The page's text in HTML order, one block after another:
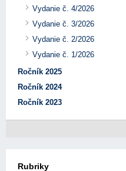
Vydanie č. 4/2026
Vydanie č. 3/2026
Vydanie č. 2/2026
Vydanie č. 1/2026
Ročník 2025
Ročník 2024
Ročník 2023
Rubriky